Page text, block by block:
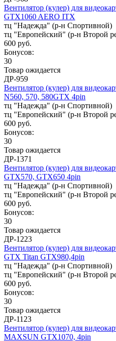
Вентилятор (кулер) для
GTX1060 AERO ITX
тц "Надежда" (р-н Спортивной)
тц "Европейский" (р-н Второй
600 руб.
Бонусов:
30
Товар ожидается
ДР-959
Вентилятор (кулер) для
N560, 570, 580GTX 4pin
тц "Надежда" (р-н Спортивной)
тц "Европейский" (р-н Второй
600 руб.
Бонусов:
30
Товар ожидается
ДР-1371
Вентилятор (кулер) для
GTX570, GTX650 4pin
тц "Надежда" (р-н Спортивной)
тц "Европейский" (р-н Второй
600 руб.
Бонусов:
30
Товар ожидается
ДР-1223
Вентилятор (кулер) для
GTX Titan GTX980,4pin
тц "Надежда" (р-н Спортивной)
тц "Европейский" (р-н Второй
600 руб.
Бонусов:
30
Товар ожидается
ДР-1123
Вентилятор (кулер) для
MAXSUN GTX1070, 4pin